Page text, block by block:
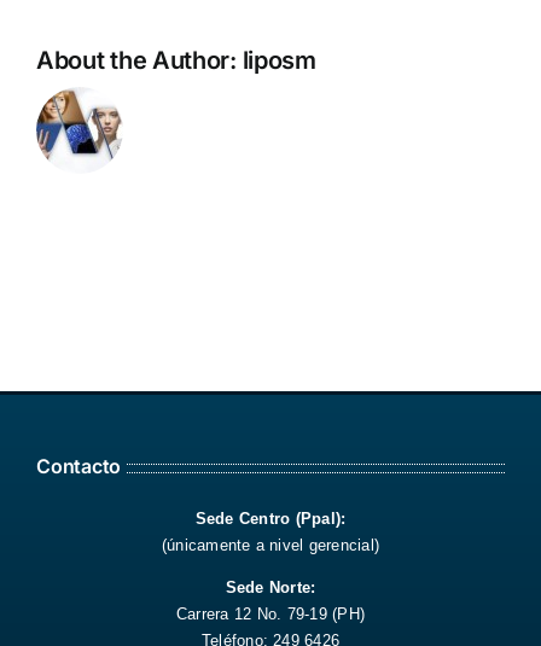
About the Author: liposm
Contacto
Sede Centro (Ppal):
(únicamente a nivel gerencial)
Sede Norte:
Carrera 12 No. 79-19 (PH)
Teléfono: 249 6426